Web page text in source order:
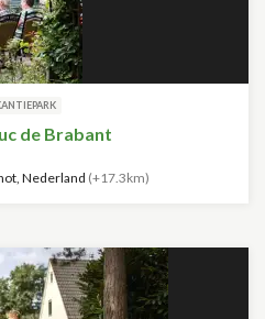
de Brabant
Nederland (+17.3km)